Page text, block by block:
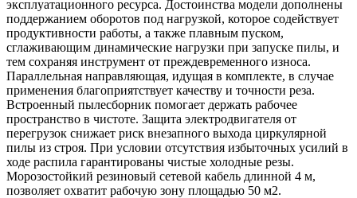
эксплуатационного ресурса. Достоинства модели дополнены
поддержанием оборотов под нагрузкой, которое содействует
продуктивности работы, а также плавным пуском,
сглаживающим динамические нагрузки при запуске пилы, и
тем сохраняя инструмент от преждевременного износа.
Параллельная направляющая, идущая в комплекте, в случае
применения благоприятствует качеству и точности реза.
Встроенный пылесборник помогает держать рабочее
пространство в чистоте. Защита электродвигателя от
перегрузок снижает риск внезапного выхода циркулярной
пилы из строя. При условии отсутствия избыточных усилий в
ходе распила гарантированы чистые холодные резы.
Морозостойкий резиновый сетевой кабель длинной 4 м,
позволяет охватит рабочую зону площадью 50 м2.